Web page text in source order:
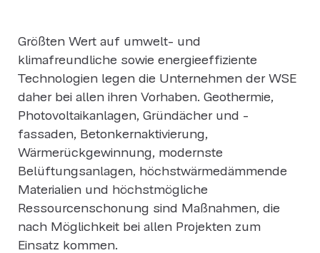
Größten Wert auf umwelt- und
klimafreundliche sowie energieeffiziente
Technologien legen die Unternehmen der WSE
daher bei allen ihren Vorhaben. Geothermie,
Photovoltaikanlagen, Gründächer und -
fassaden, Betonkernaktivierung,
Wärmerückgewinnung, modernste
Belüftungsanlagen, höchstwärmedämmende
Materialien und höchstmögliche
Ressourcenschonung sind Maßnahmen, die
nach Möglichkeit bei allen Projekten zum
Einsatz kommen.